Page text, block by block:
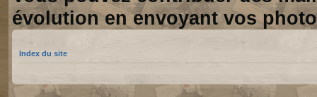
évolution en envoyant vos
Index du site